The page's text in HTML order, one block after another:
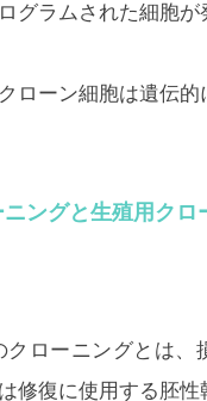
グラムされた細胞
ローン細胞は遺伝
ングと生殖用クロ
クローニングとは、
修復に使用する胚性